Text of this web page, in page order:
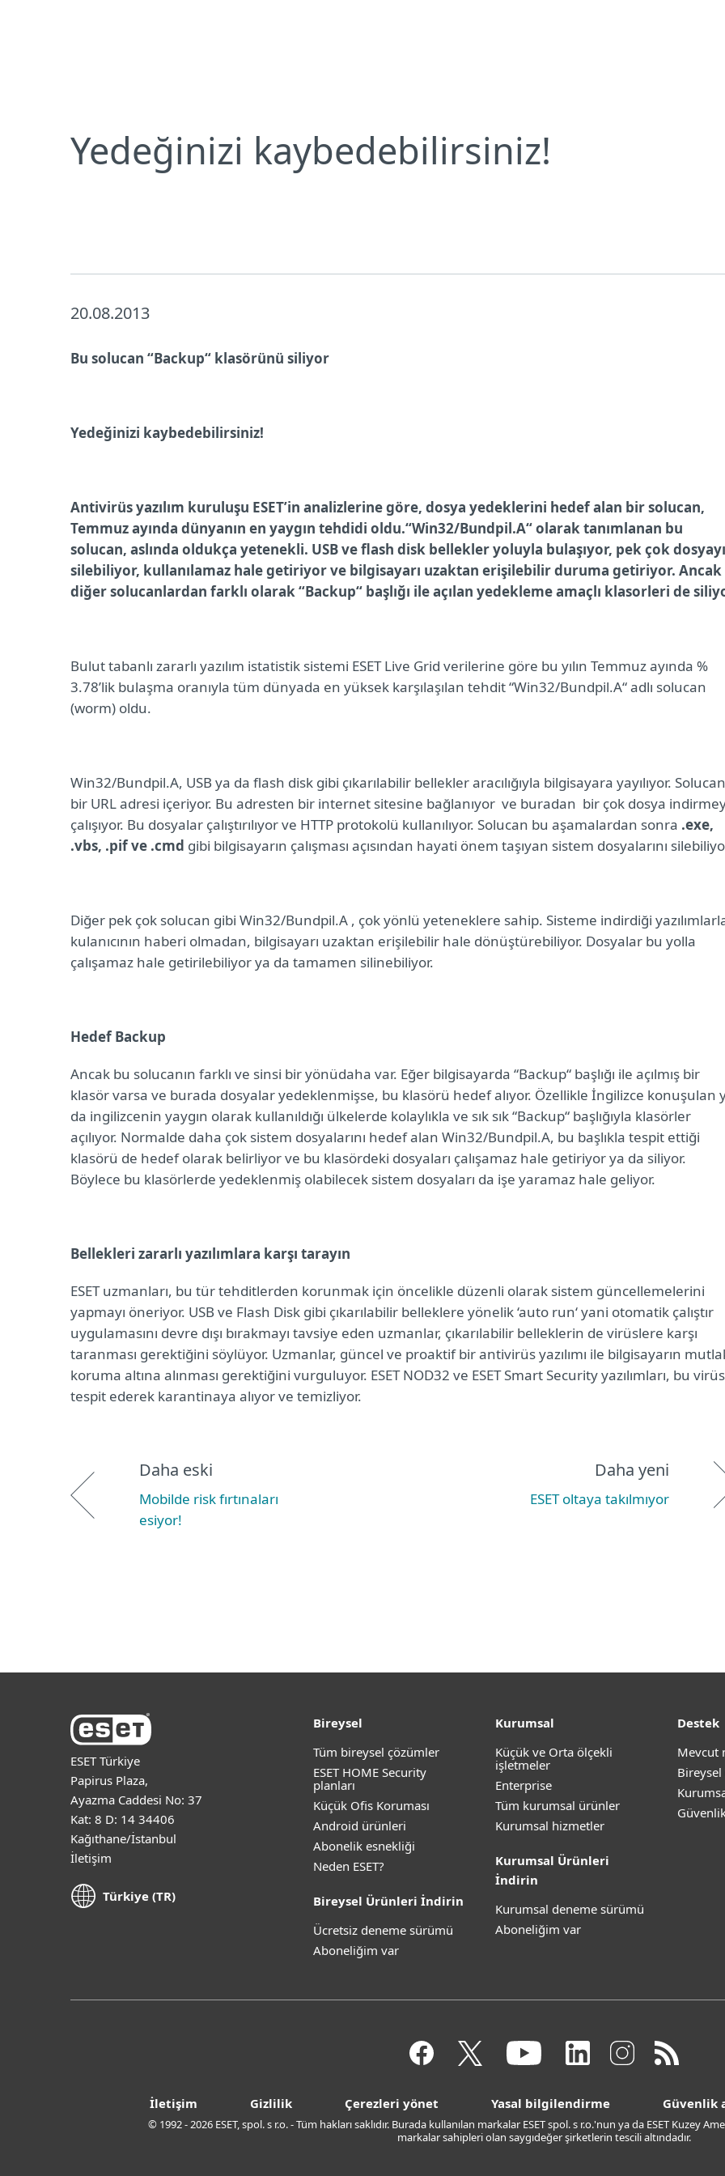
Yedeğinizi kaybedebilirsiniz!
20.08.2013
Bu solucan “Backup“ klasörünü siliyor
Yedeğinizi kaybedebilirsiniz!
Antivirüs yazılım kuruluşu ESET’in analizlerine göre, dosya yedeklerini hedef alan bir solucan,
Temmuz ayında dünyanın en yaygın tehdidi oldu.“Win32/Bundpil.A“ olarak tanımlanan bu
solucan, aslında oldukça yetenekli. USB ve flash disk bellekler yoluyla bulaşıyor, pek çok dosyayı
silebiliyor, kullanılamaz hale getiriyor ve bilgisayarı uzaktan erişilebilir duruma getiriyor. Ancak
diğer solucanlardan farklı olarak “Backup“ başlığı ile açılan yedekleme amaçlı klasorleri de
Bulut tabanlı zararlı yazılım istatistik sistemi ESET Live Grid verilerine göre bu yılın Temmuz ayında %
3.78’lik bulaşma oranıyla tüm dünyada en yüksek karşılaşılan tehdit “Win32/Bundpil.A“ adlı solucan
(worm) oldu.
Win32/Bundpil.A, USB ya da flash disk gibi çıkarılabilir bellekler aracılığıyla bilgisayara yayılıyor. Solucan
bir URL adresi içeriyor. Bu adresten bir internet sitesine bağlanıyor ve buradan bir çok dosya
çalışıyor. Bu dosyalar çalıştırılıyor ve HTTP protokolü kullanılıyor. Solucan bu aşamalardan sonra .exe,
.vbs, .pif ve .cmd gibi bilgisayarın çalışması açısından hayati önem taşıyan sistem dosyalarını
Diğer pek çok solucan gibi Win32/Bundpil.A , çok yönlü yeteneklere sahip. Sisteme indirdiği
kulanıcının haberi olmadan, bilgisayarı uzaktan erişilebilir hale dönüştürebiliyor. Dosyalar bu yolla
çalışamaz hale getirilebiliyor ya da tamamen silinebiliyor.
Hedef Backup
Ancak bu solucanın farklı ve sinsi bir yönüdaha var. Eğer bilgisayarda “Backup“ başlığı ile açılmış bir
klasör varsa ve burada dosyalar yedeklenmişse, bu klasörü hedef alıyor. Özellikle İngilizce konuşulan
da ingilizcenin yaygın olarak kullanıldığı ülkelerde kolaylıkla ve sık sık “Backup“ başlığıyla klasörler
açılıyor. Normalde daha çok sistem dosyalarını hedef alan Win32/Bundpil.A, bu başlıkla tespit ettiği
klasörü de hedef olarak belirliyor ve bu klasördeki dosyaları çalışamaz hale getiriyor ya da siliyor.
Böylece bu klasörlerde yedeklenmiş olabilecek sistem dosyaları da işe yaramaz hale geliyor.
Bellekleri zararlı yazılımlara karşı tarayın
ESET uzmanları, bu tür tehditlerden korunmak için öncelikle düzenli olarak sistem güncellemelerini
yapmayı öneriyor. USB ve Flash Disk gibi çıkarılabilir belleklere yönelik ‘auto run‘ yani otomatik çalıştır
uygulamasını devre dışı bırakmayı tavsiye eden uzmanlar, çıkarılabilir belleklerin de virüslere karşı
taranması gerektiğini söylüyor. Uzmanlar, güncel ve proaktif bir antivirüs yazılımı ile bilgisayarın
koruma altına alınması gerektiğini vurguluyor. ESET NOD32 ve ESET Smart Security yazılımları, bu
tespit ederek karantinaya alıyor ve temizliyor.
Daha eski
Mobilde risk fırtınaları
esiyor!
Daha yeni
ESET oltaya takılmıyor
ESET Türkiye
Papirus Plaza,
Ayazma Caddesi No: 37
Kat: 8 D: 14 34406
Kağıthane/İstanbul
İletişim
Türkiye (TR)
Bireysel
Tüm bireysel çözümler
ESET HOME Security
planları
Küçük Ofis Koruması
Android ürünleri
Abonelik esnekliği
Neden ESET?
Bireysel Ürünleri İndirin
Ücretsiz deneme sürümü
Aboneliğim var
Kurumsal
Küçük ve Orta ölçekli
işletmeler
Enterprise
Tüm kurumsal ürünler
Kurumsal hizmetler
Kurumsal Ürünleri
İndirin
Kurumsal deneme sürümü
Aboneliğim var
Destek
Mevcut
İletişim Gizlilik Çerezleri yönet Yasal bilgilendirme Güvenlik
© 1992 - 2026 ESET, spol. s r.o. - Tüm hakları saklıdır. Burada kullanılan markalar ESET spol. s r.o.'nun ya da ESET Kuzey
markalar sahipleri olan saygıdeğer şirketlerin tescili altındadır.